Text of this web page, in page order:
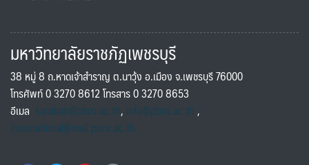
มหาวิทยาลัยราชภัฏเพชรบุรี
38 หมู่ 8 ถ.หาดเจ้าสำราญ ต.นาวุ้ง อ.เมือง จ.เพชรบุรี 76000
โทรศัพท์ 0 3270 8612 โทรสาร 0 3270 8653
อีเมล saraban@pbru.ac.th, info@pbru.ac.th,
international@mail.pbru.ac.th